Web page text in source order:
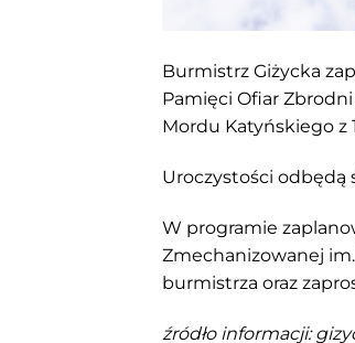
Burmistrz Giżycka
Pamięci Ofiar
Mordu Katyńskiego z
Uroczystości odbędą
W programie
Zmechanizowanej
burmistrza oraz
źródło informacji: